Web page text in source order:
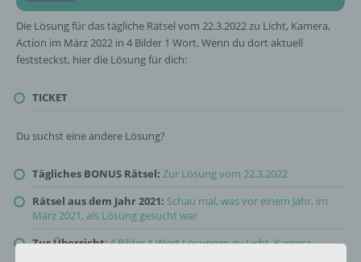
Die Lösung für das tägliche Rätsel vom 22.3.2022 zu Licht, Kamera,
Action im März 2022 in 4 Bilder 1 Wort. Wenn du dort aktuell
feststeckst, hier die Lösung für dich:
TICKET
Du suchst eine andere Lösung?
Tägliches BONUS Rätsel: Zur Lösung vom 22.3.2022
Rätsel aus dem Jahr 2021: Schau mal, was vor einem Jahr, im
März 2021, als Lösung gesucht war
Zur Übersicht:4 Bilder 1 Wort Lösungen zu Licht, Kamera,